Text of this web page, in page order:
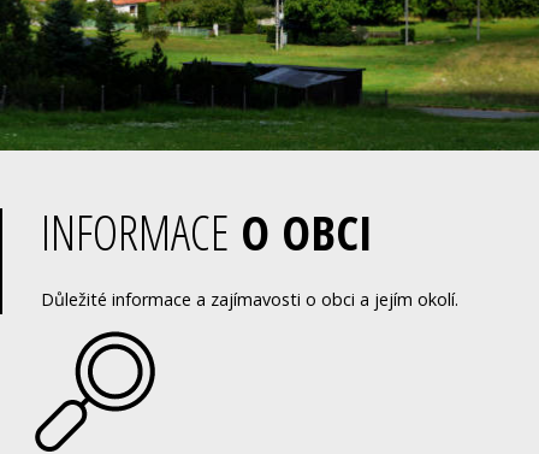
INFORMACE O OBCI
Důležité informace a zajímavosti o obci a jejím okolí.